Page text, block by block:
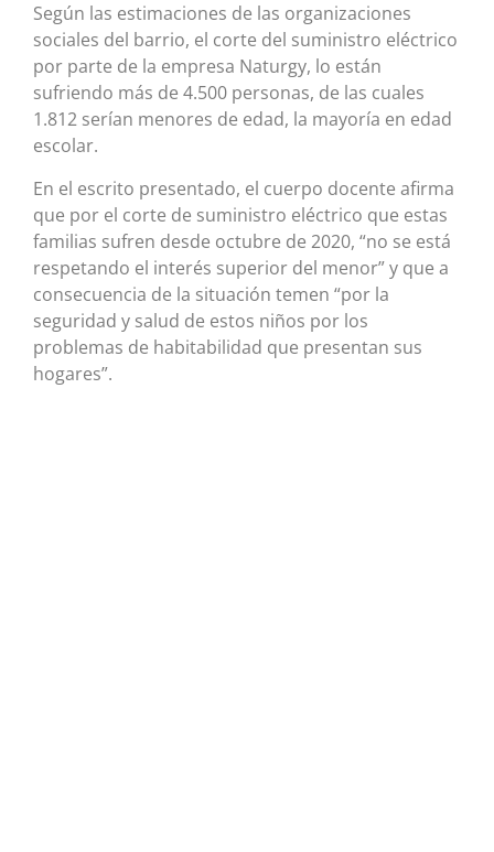
Según las estimaciones de las organizaciones
sociales del barrio, el corte del suministro eléctrico
por parte de la empresa Naturgy, lo están
sufriendo más de 4.500 personas, de las cuales
1.812 serían menores de edad, la mayoría en edad
escolar.
En el escrito presentado, el cuerpo docente afirma
que por el corte de suministro eléctrico que estas
familias sufren desde octubre de 2020, “no se está
respetando el interés superior del menor” y que a
consecuencia de la situación temen “por la
seguridad y salud de estos niños por los
problemas de habitabilidad que presentan sus
hogares”.